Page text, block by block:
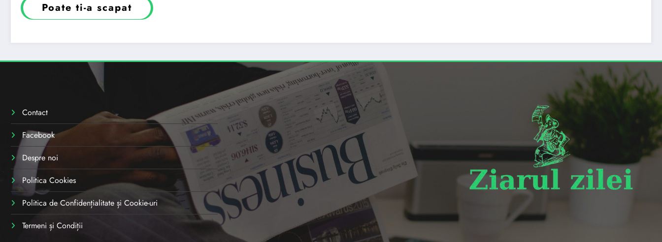
Poate ti-a scapat
Contact
Facebook
Despre noi
Politica Cookies
Politica de Confidențialitate și Cookie-uri
Termeni și Condiții